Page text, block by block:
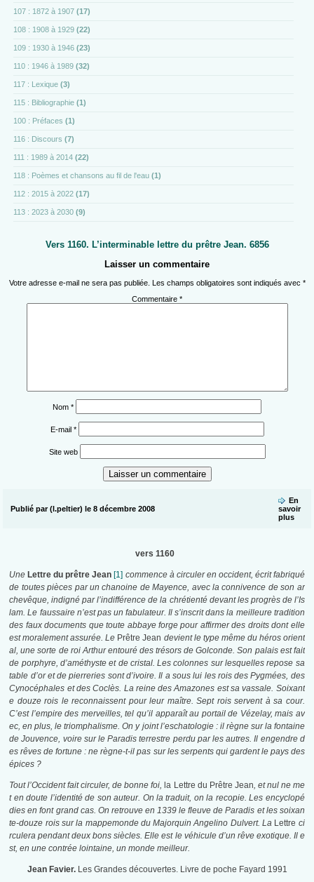
107 : 1872 à 1907 (17)
108 : 1908 à 1929 (22)
109 : 1930 à 1946 (23)
110 : 1946 à 1989 (32)
117 : Lexique (3)
115 : Bibliographie (1)
100 : Préfaces (1)
116 : Discours (7)
111 : 1989 à 2014 (22)
118 : Poèmes et chansons au fil de l'eau (1)
112 : 2015 à 2022 (17)
113 : 2023 à 2030 (9)
Vers 1160. L’interminable lettre du prêtre Jean. 6856
Laisser un commentaire
Votre adresse e-mail ne sera pas publiée. Les champs obligatoires sont indiqués avec *
Commentaire *
Nom *
E-mail *
Site web
Publié par (l.peltier) le 8 décembre 2008
En
savoir
plus
vers 1160
Une Lettre du prêtre Jean [1] commence à circuler en occident, écrit fabriqué
de toutes pièces par un chanoine de Mayence, avec la connivence de son ar
chevêque, indigné par l’indifférence de la chrétienté devant les progrès de l’Is
lam. Le faussaire n’est pas un fabulateur. Il s’inscrit dans la meilleure tradition
des faux documents que toute abbaye forge pour affirmer des droits dont elle
est moralement assurée. Le Prêtre Jean devient le type même du héros orient
al, une sorte de roi Arthur entouré des trésors de Golconde. Son palais est fait
de porphyre, d’améthyste et de cristal. Les colonnes sur lesquelles repose sa
table d’or et de pierreries sont d’ivoire. Il a sous lui les rois des Pygmées, des
Cynocéphales et des Coclès. La reine des Amazones est sa vassale. Soixant
e douze rois le reconnaissent pour leur maître. Sept rois servent à sa cour.
C’est l’empire des merveilles, tel qu’il apparaît au portail de Vézelay, mais av
ec, en plus, le triomphalisme. On y joint l’eschatologie : il règne sur la fontaine
de Jouvence, voire sur le Paradis terrestre perdu par les autres. Il engendre d
es rêves de fortune : ne règne-t-il pas sur les serpents qui gardent le pays des
épices ?
Tout l’Occident fait circuler, de bonne foi, la Lettre du Prêtre Jean, et nul ne me
t en doute l’identité de son auteur. On la traduit, on la recopie. Les encyclopé
dies en font grand cas. On retrouve en 1339 le fleuve de Paradis et les soixan
te-douze rois sur la mappemonde du Majorquin Angelino Dulvert. La Lettre ci
rculera pendant deux bons siècles. Elle est le véhicule d’un rêve exotique. Il e
st, en une contrée lointaine, un monde meilleur.
Jean Favier. Les Grandes découvertes. Livre de poche Fayard 1991